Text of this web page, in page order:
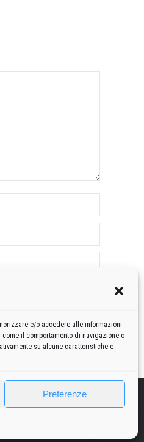
e/o accedere alle informazioni
il comportamento di navigazione o
su alcune caratteristiche e
Preferenze